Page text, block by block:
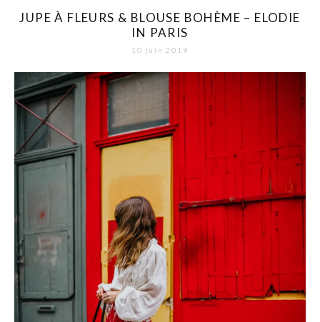
JUPE À FLEURS & BLOUSE BOHÈME – ELODIE
IN PARIS
10 juin 2019